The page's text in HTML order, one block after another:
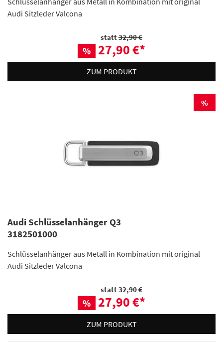
Audi Sitzleder Valcona
statt32,90 €
% 27,90 €*
ZUM PRODUKT
%
Audi Schlüsselanhänger Q3
3182501000
Schlüsselanhänger aus Metall in Kombination mit original
Audi Sitzleder Valcona
statt32,90 €
% 27,90 €*
ZUM PRODUKT